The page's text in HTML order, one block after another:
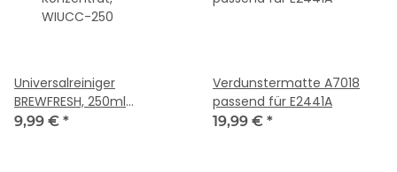
Universalreiniger
BREWFRESH, 250ml
Konzentrat, WIUCC-250
9,99 € *
Verdunstermatte A7018
passend für E2441A
19,99 € *